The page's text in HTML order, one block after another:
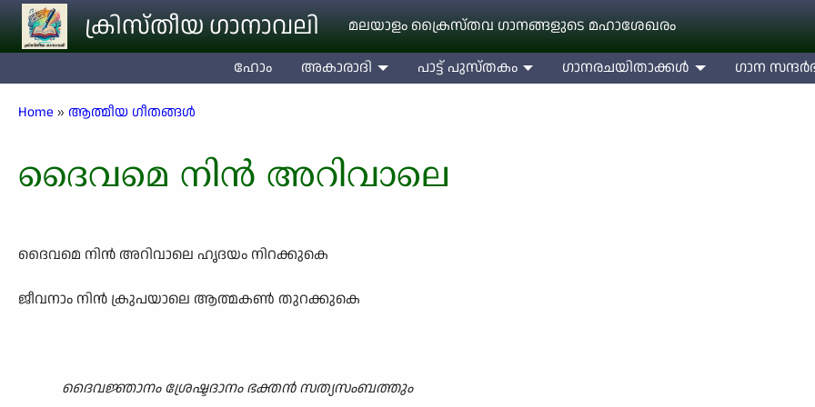
Skip to main contentക്രിസ്തീയ ഗാനാവലി മലയാളം ക്രൈസ്തവ ഗാനങ്ങളുടെ മഹാശേഖരം
ഹോം അകാരാദി പാട്ട് പുസ്തകം ഗാനരചയിതാക്കള്‍ ഗാന
Breadcrumb
Home ആത്മീയ ഗീതങ്ങൾ
ദൈവമെ നിൻ അറിവാലെ
ദൈവമെ നിൻ അറിവാലെ ഹൃദയം നിറക്കുകെ
ജീവനാം നിൻ ക്രുപയാലെ ആത്മകൺ തുറക്കുകെ
ദൈവജ്ഞാനം ശ്രേഷ്ടദാനം ഭക്തൻ സത്യസംബത്തും